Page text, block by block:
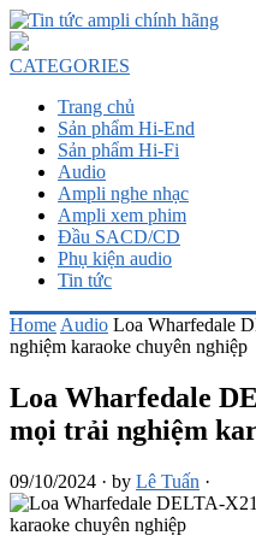
CATEGORIES
Trang chủ
Sản phẩm Hi-End
Sản phẩm Hi-Fi
Audio
Ampli nghe nhạc
Ampli xem phim
Đầu SACD/CD
Phụ kiện audio
Tin tức
Home Audio Loa Wharfedale
nghiệm karaoke chuyên nghiệp
Loa Wharfedale
mọi trải nghiệm
09/10/2024 · by Lê Tuấn ·